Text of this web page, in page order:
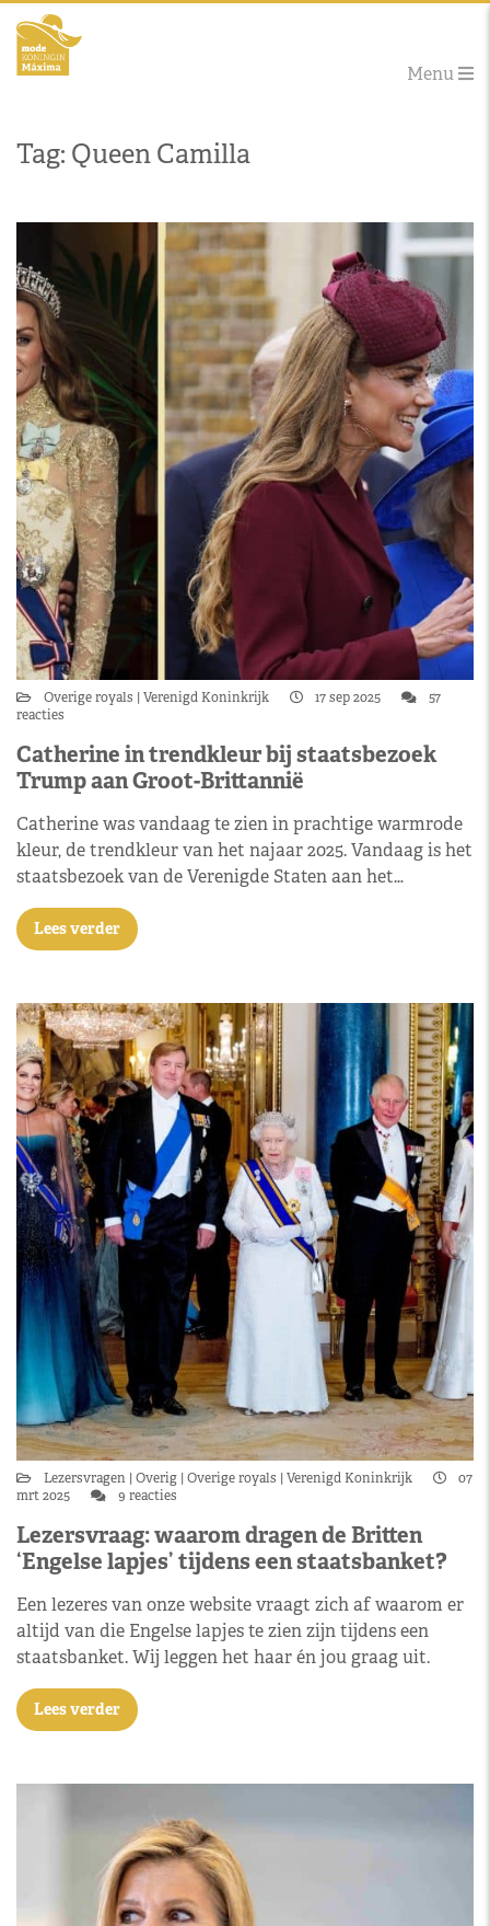
Menu
Tag: Queen Camilla
Overige royals Verenigd Koninkrijk 17 sep 2025
57
reacties
Catherine in trendkleur bij staatsbezoek
Trump aan Groot-Brittannië
Catherine was vandaag te zien in prachtige warmrode
kleur, de trendkleur van het najaar 2025. Vandaag is het
staatsbezoek van de Verenigde Staten aan het…
Lees verder
Lezersvragen Overig Overige royals Verenigd Koninkrijk
07
mrt 2025
9 reacties
Lezersvraag: waarom dragen de Britten
‘Engelse lapjes’ tijdens een staatsbanket?
Een lezeres van onze website vraagt zich af waarom er
altijd van die Engelse lapjes te zien zijn tijdens een
staatsbanket. Wij leggen het haar én jou graag uit.
Lees verder